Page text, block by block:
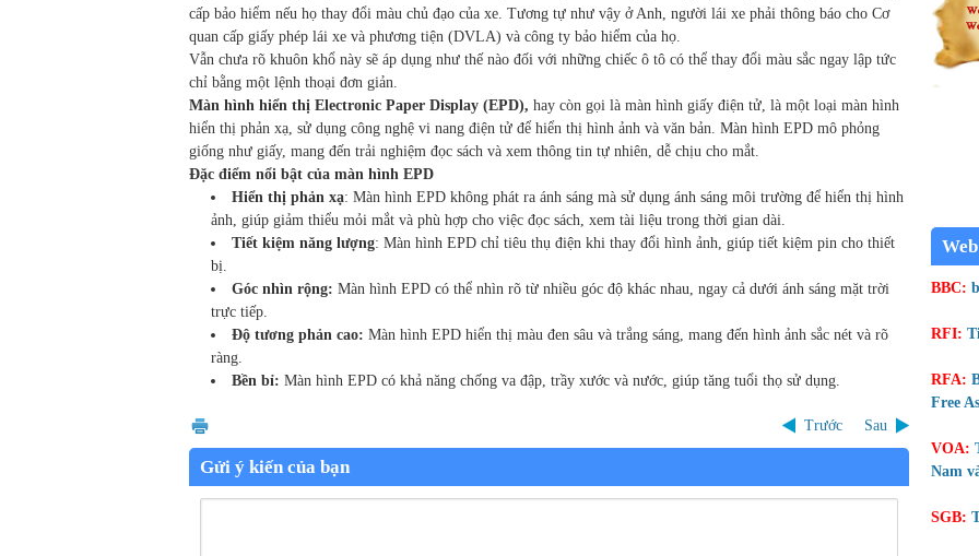
cấp bảo hiểm nếu họ thay đổi màu chủ đạo của xe. Tương tự như vậy ở Anh, người lái xe phải thông báo cho Cơ
quan cấp giấy phép lái xe và phương tiện (DVLA) và công ty bảo hiểm của họ.
Vẫn chưa rõ khuôn khổ này sẽ áp dụng như thế nào đối với những chiếc ô tô có thể thay đổi màu sắc ngay lập tức
chỉ bằng một lệnh thoại đơn giản.
Màn hình hiển thị Electronic Paper Display (EPD), hay còn gọi là màn hình giấy điện tử, là một loại màn hình
hiển thị phản xạ, sử dụng công nghệ vi nang điện tử để hiển thị hình ảnh và văn bản. Màn hình EPD mô phỏng
giống như giấy, mang đến trải nghiệm đọc sách và xem thông tin tự nhiên, dễ chịu cho mắt.
Đặc điểm nổi bật của màn hình EPD
Hiển thị phản xạ: Màn hình EPD không phát ra ánh sáng mà sử dụng ánh sáng môi trường để hiển thị hình
ảnh, giúp giảm thiểu mỏi mắt và phù hợp cho việc đọc sách, xem tài liệu trong thời gian dài.
Tiết kiệm năng lượng: Màn hình EPD chỉ tiêu thụ điện khi thay đổi hình ảnh, giúp tiết kiệm pin cho thiết
bị.
Góc nhìn rộng: Màn hình EPD có thể nhìn rõ từ nhiều góc độ khác nhau, ngay cả dưới ánh sáng mặt trời
trực tiếp.
Độ tương phản cao: Màn hình EPD hiển thị màu đen sâu và trắng sáng, mang đến hình ảnh sắc nét và rõ
ràng.
Bền bỉ: Màn hình EPD có khả năng chống va đập, trầy xước và nước, giúp tăng tuổi thọ sử dụng.
Trước Sau
Gửi ý kiến của bạn
BBC:
RFI:
RFA:
Free
VOA:
Nam
SGB: